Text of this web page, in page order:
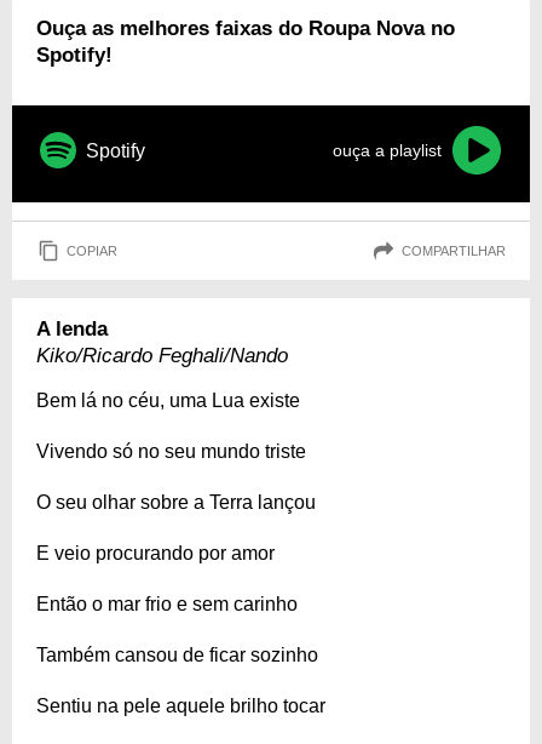
Ouça as melhores faixas do Roupa Nova no
Spotify!
Spotify ouça a playlist
COPIAR COMPARTILHAR
A lenda
Kiko/Ricardo Feghali/Nando
Bem lá no céu, uma Lua existe
Vivendo só no seu mundo triste
O seu olhar sobre a Terra lançou
E veio procurando por amor
Então o mar frio e sem carinho
Também cansou de ficar sozinho
Sentiu na pele aquele brilho tocar